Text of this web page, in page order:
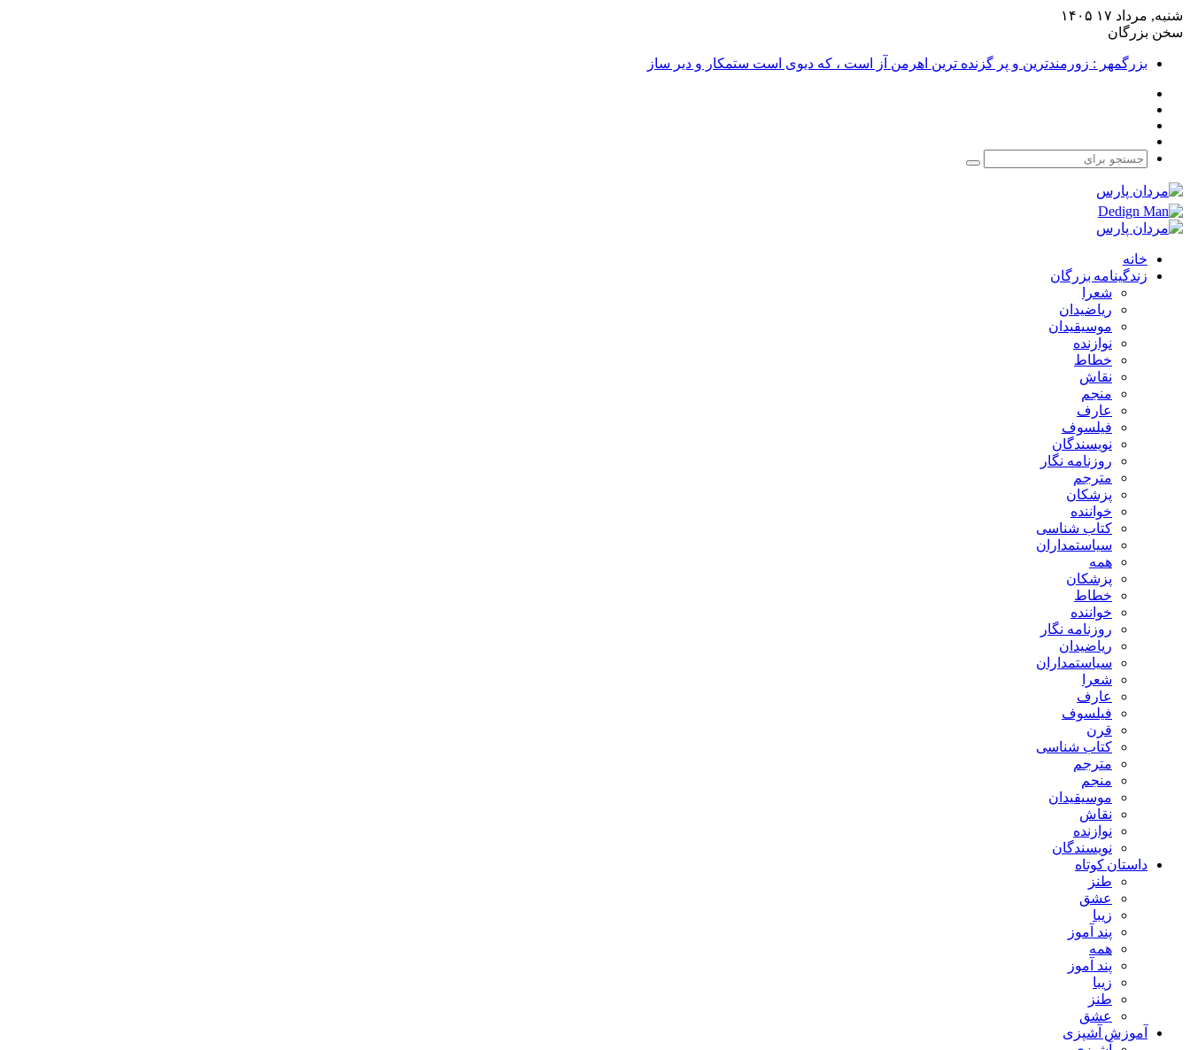
شنبه, مرداد ۱۷ ۱۴۰۵
سخن بزرگان
بزرگمهر : زورمندترین و پر گزنده ترین اهرمن آز است ، که دیوی است ستمکار و دیر ساز
جستجو
خانه
زندگینامه بزرگان
شعرا
ریاضیدان
موسیقیدان
نوازنده
خطاط
نقاش
منجم
عارف
فیلسوف
نویسندگان
روزنامه نگار
مترجم
پزشکان
خواننده
کتاب شناسی
سیاستمداران
همه
پزشکان
خطاط
خواننده
روزنامه نگار
ریاضیدان
سیاستمداران
شعرا
عارف
فیلسوف
قرن
کتاب شناسی
مترجم
منجم
موسیقیدان
نقاش
نوازنده
نویسندگان
داستان کوتاه
طنز
عشق
زیبا
پند آموز
همه
پند آموز
زیبا
طنز
عشق
آموزش آشپزی